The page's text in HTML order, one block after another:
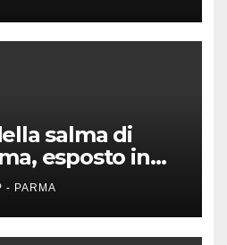
salma di
esposto in
- PARMA